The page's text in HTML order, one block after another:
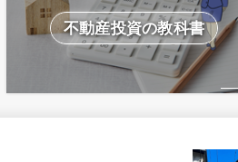
不動産投資の教科書